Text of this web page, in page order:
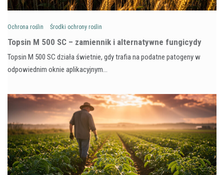
Ochrona roślin Środki ochrony roślin
Topsin M 500 SC – zamiennik i alternatywne fungicydy
Topsin M 500 SC działa świetnie, gdy trafia na podatne patogeny w
odpowiednim oknie aplikacyjnym…